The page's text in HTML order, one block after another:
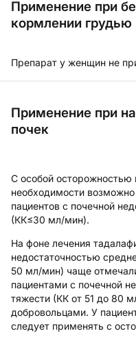
Применение при
кормлении грудью
Препарат у женщин не
Применение при
почек
С особой осторожностью
необходимости
пациентов с почечной
(КК≤30 мл/мин).
На фоне лечения
недостаточностью
50 мл/мин) чаще
пациентами с почечной
тяжести (КК от 51 до 80
добровольцами. У
следует применять с